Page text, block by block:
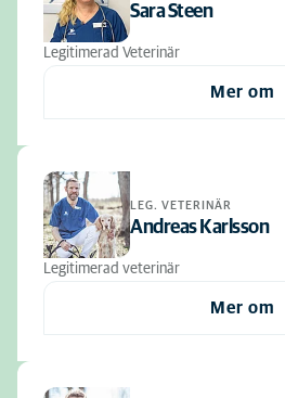
Sara Steen
Legitimerad Veterinär
Mer om
LEG. VETERINÄR
Andreas Karlsson
Legitimerad veterinär
Mer om